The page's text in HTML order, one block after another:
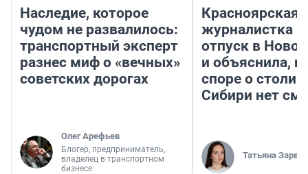
Наследие, которое
чудом не развалилось:
транспортный эксперт
разнес миф о «вечных»
советских дорогах
Олег Арефьев
Блогер, предприниматель,
владелец в транспортном
бизнесе
Красноярская
журналистка
отпуск в
и объяснила,
споре о
Сибири нет
Татьяна Зарва